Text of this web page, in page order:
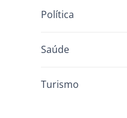
Política
Saúde
Turismo